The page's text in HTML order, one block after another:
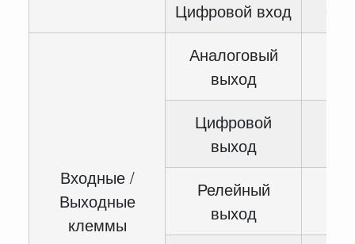
Цифровой вход 6-
Входные /
Выходные
клеммы
Аналоговый
выход
Цифровой
выход
Релейный
выход